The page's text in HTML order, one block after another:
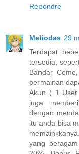
Répondre
Meliodas 29
Terdapat
tersedia,
Bandar
permainan
Akun ( 1
juga
dengan
itu anda bisa
yang